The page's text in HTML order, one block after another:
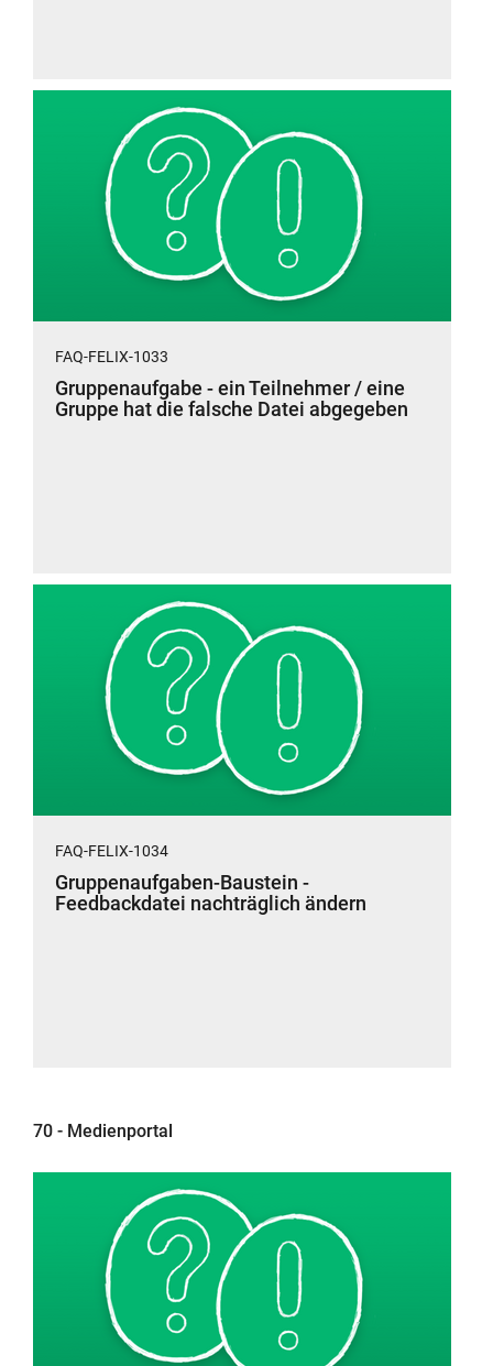
FAQ-FELIX-1033
Gruppenaufgabe - ein Teilnehmer / eine
Gruppe hat die falsche Datei abgegeben
FAQ-FELIX-1034
Gruppenaufgaben-Baustein -
Feedbackdatei nachträglich ändern
70 - Medienportal